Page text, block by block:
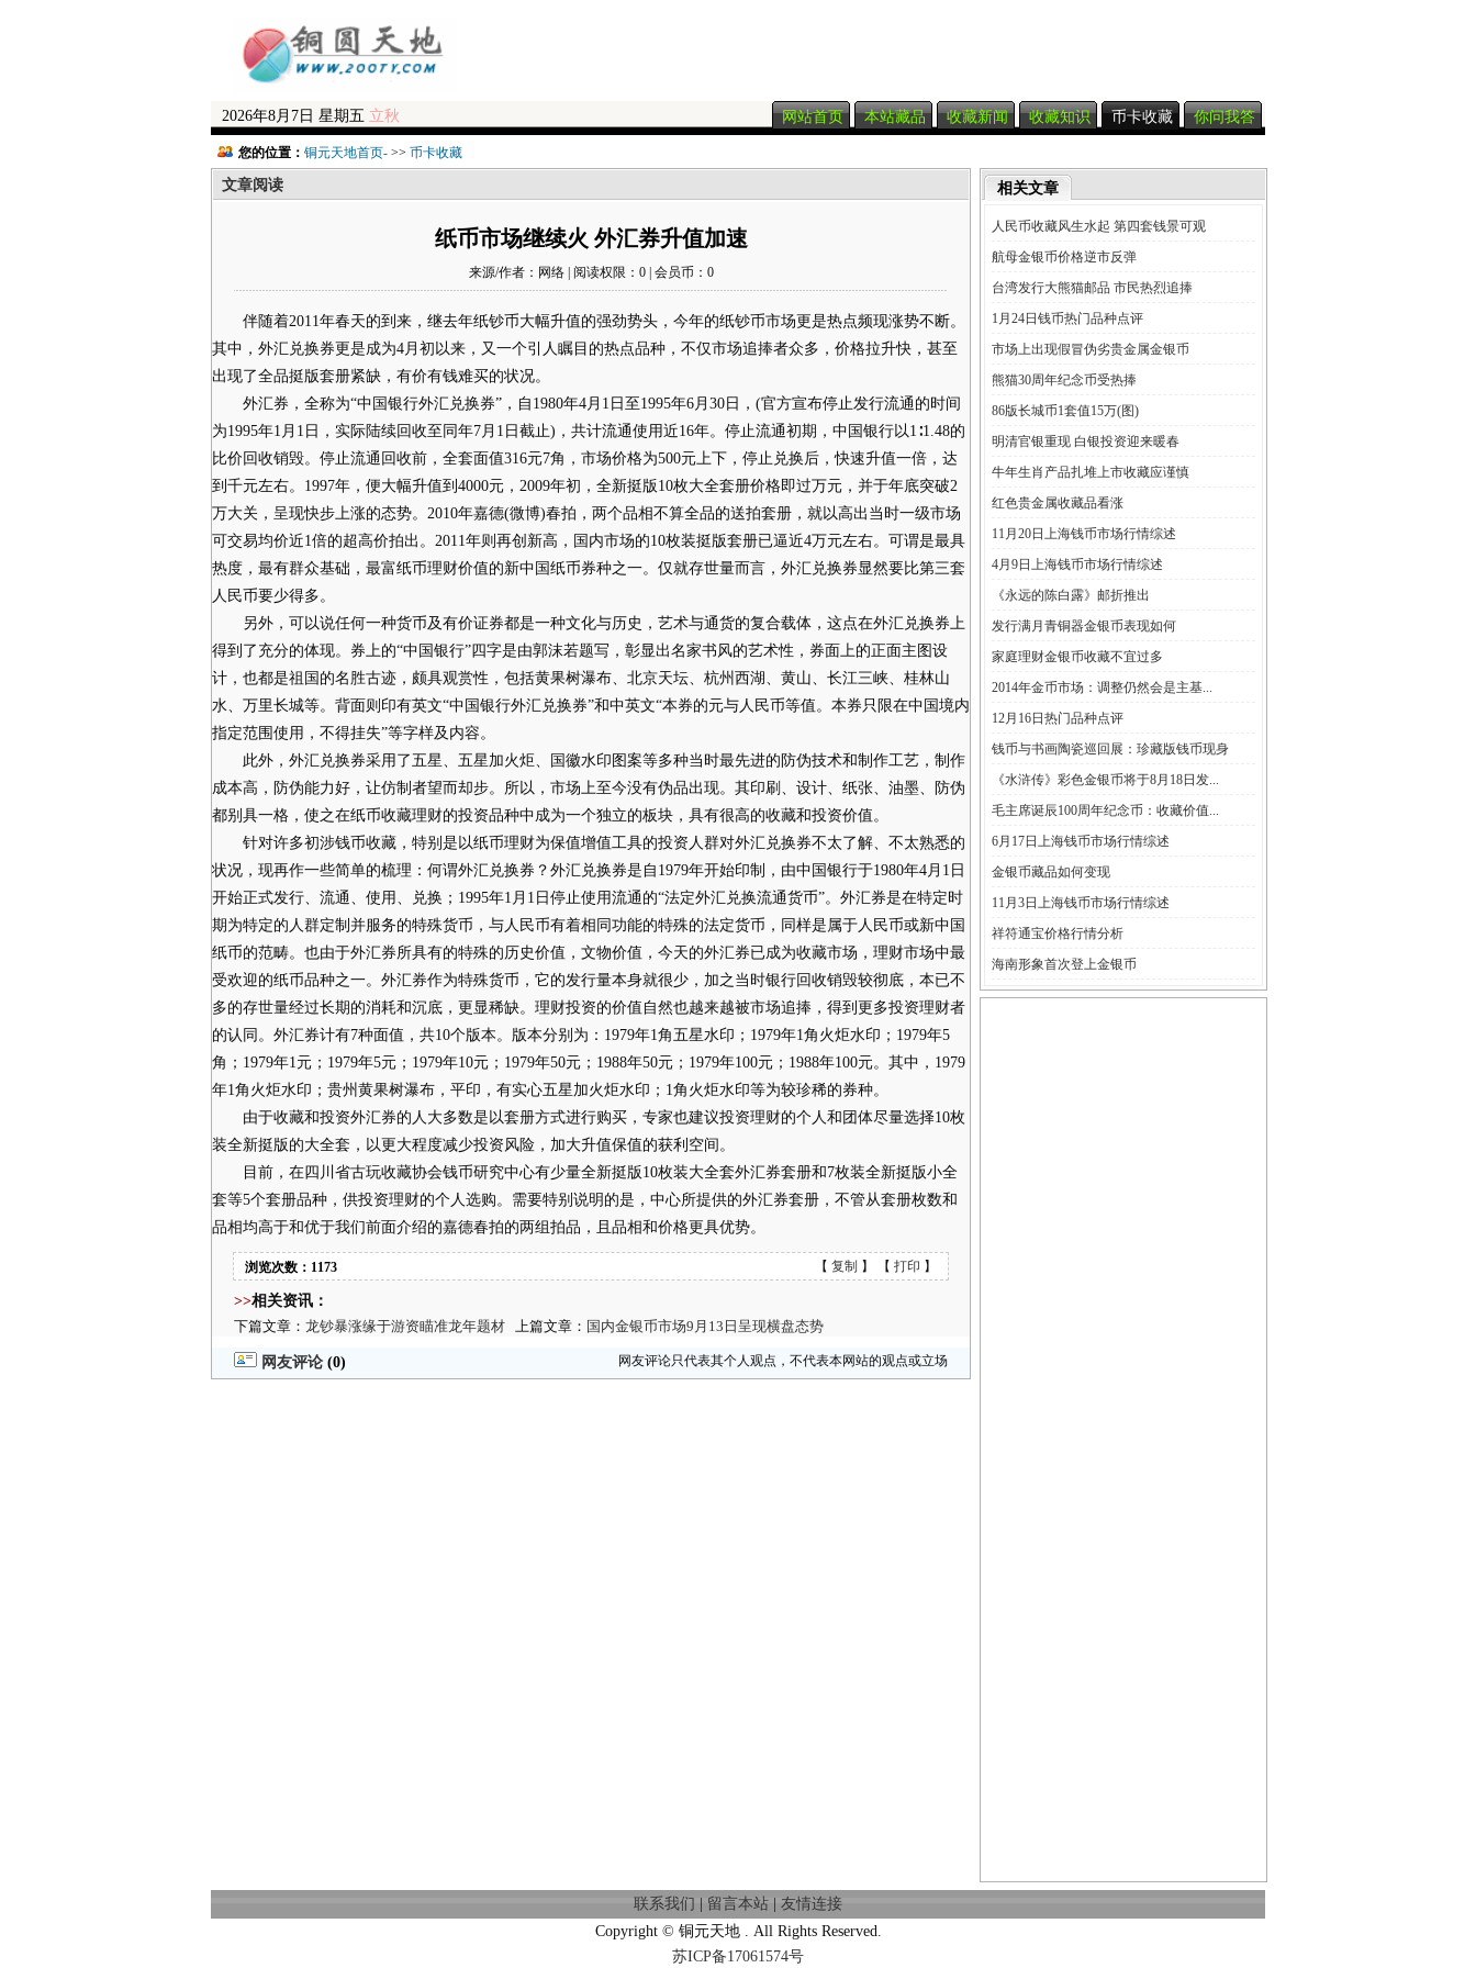
2026年8月7日 星期五 立秋 网站首页 本站藏品 收藏新闻 收藏知识 币卡收藏 你问我答
您的位置： 铜元天地首页- >> 币卡收藏
文章阅读
纸币市场继续火 外汇券升值加速
来源/作者：网络 | 阅读权限：0 | 会员币：0
伴随着2011年春天的到来，继去年纸钞币大幅升值的强劲势头，今年的纸钞币市场更是热点频现涨势不断。
其中，外汇兑换券更是成为4月初以来，又一个引人瞩目的热点品种，不仅市场追捧者众多，价格拉升快，甚至
出现了全品挺版套册紧缺，有价有钱难买的状况。
外汇券，全称为“中国银行外汇兑换券”，自1980年4月1日至1995年6月30日，(官方宣布停止发行流通的时间
为1995年1月1日，实际陆续回收至同年7月1日截止)，共计流通使用近16年。停止流通初期，中国银行以1∶1.48的
比价回收销毁。停止流通回收前，全套面值316元7角，市场价格为500元上下，停止兑换后，快速升值一倍，达
到千元左右。1997年，便大幅升值到4000元，2009年初，全新挺版10枚大全套册价格即过万元，并于年底突破2
万大关，呈现快步上涨的态势。2010年嘉德(微博)春拍，两个品相不算全品的送拍套册，就以高出当时一级市场
可交易均价近1倍的超高价拍出。2011年则再创新高，国内市场的10枚装挺版套册已逼近4万元左右。可谓是最具
热度，最有群众基础，最富纸币理财价值的新中国纸币券种之一。仅就存世量而言，外汇兑换券显然要比第三套
人民币要少得多。
另外，可以说任何一种货币及有价证券都是一种文化与历史，艺术与通货的复合载体，这点在外汇兑换券上
得到了充分的体现。券上的“中国银行”四字是由郭沫若题写，彰显出名家书风的艺术性，券面上的正面主图设
计，也都是祖国的名胜古迹，颇具观赏性，包括黄果树瀑布、北京天坛、杭州西湖、黄山、长江三峡、桂林山
水、万里长城等。背面则印有英文“中国银行外汇兑换券”和中英文“本券的元与人民币等值。本券只限在中国境内
指定范围使用，不得挂失”等字样及内容。
此外，外汇兑换券采用了五星、五星加火炬、国徽水印图案等多种当时最先进的防伪技术和制作工艺，制作
成本高，防伪能力好，让仿制者望而却步。所以，市场上至今没有伪品出现。其印刷、设计、纸张、油墨、防伪
都别具一格，使之在纸币收藏理财的投资品种中成为一个独立的板块，具有很高的收藏和投资价值。
针对许多初涉钱币收藏，特别是以纸币理财为保值增值工具的投资人群对外汇兑换券不太了解、不太熟悉的
状况，现再作一些简单的梳理：何谓外汇兑换券？外汇兑换券是自1979年开始印制，由中国银行于1980年4月1日
开始正式发行、流通、使用、兑换；1995年1月1日停止使用流通的“法定外汇兑换流通货币”。外汇券是在特定时
期为特定的人群定制并服务的特殊货币，与人民币有着相同功能的特殊的法定货币，同样是属于人民币或新中国
纸币的范畴。也由于外汇券所具有的特殊的历史价值，文物价值，今天的外汇券已成为收藏市场，理财市场中最
受欢迎的纸币品种之一。外汇券作为特殊货币，它的发行量本身就很少，加之当时银行回收销毁较彻底，本已不
多的存世量经过长期的消耗和沉底，更显稀缺。理财投资的价值自然也越来越被市场追捧，得到更多投资理财者
的认同。外汇券计有7种面值，共10个版本。版本分别为：1979年1角五星水印；1979年1角火炬水印；1979年5
角；1979年1元；1979年5元；1979年10元；1979年50元；1988年50元；1979年100元；1988年100元。其中，1979
年1角火炬水印；贵州黄果树瀑布，平印，有实心五星加火炬水印；1角火炬水印等为较珍稀的券种。
由于收藏和投资外汇券的人大多数是以套册方式进行购买，专家也建议投资理财的个人和团体尽量选择10枚
装全新挺版的大全套，以更大程度减少投资风险，加大升值保值的获利空间。
目前，在四川省古玩收藏协会钱币研究中心有少量全新挺版10枚装大全套外汇券套册和7枚装全新挺版小全
套等5个套册品种，供投资理财的个人选购。需要特别说明的是，中心所提供的外汇券套册，不管从套册枚数和
品相均高于和优于我们前面介绍的嘉德春拍的两组拍品，且品相和价格更具优势。
浏览次数：1173 【 复制 】 【 打印 】
>>相关资讯：
下篇文章： 龙钞暴涨缘于游资瞄准龙年题材 上篇文章： 国内金银币市场9月13日呈现横盘态势
网友评论 (0) 网友评论只代表其个人观点，不代表本网站的观点或立场
相关文章
人民币收藏风生水起 第四套钱景可观
航母金银币价格逆市反弹
台湾发行大熊猫邮品 市民热烈追捧
1月24日钱币热门品种点评
市场上出现假冒伪劣贵金属金银币
熊猫30周年纪念币受热捧
86版长城币1套值15万(图)
明清官银重现 白银投资迎来暖春
牛年生肖产品扎堆上市收藏应谨慎
红色贵金属收藏品看涨
11月20日上海钱币市场行情综述
4月9日上海钱币市场行情综述
《永远的陈白露》邮折推出
发行满月青铜器金银币表现如何
家庭理财金银币收藏不宜过多
2014年金币市场：调整仍然会是主基...
12月16日热门品种点评
钱币与书画陶瓷巡回展：珍藏版钱币现身
《水浒传》彩色金银币将于8月18日发...
毛主席诞辰100周年纪念币：收藏价值...
6月17日上海钱币市场行情综述
金银币藏品如何变现
11月3日上海钱币市场行情综述
祥符通宝价格行情分析
海南形象首次登上金银币
联系我们 留言本站
友情连接
Copyright © 铜元天地 . All Rights Reserved.
苏ICP备17061574号